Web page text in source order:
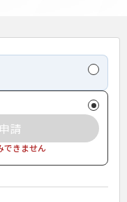
請
できません